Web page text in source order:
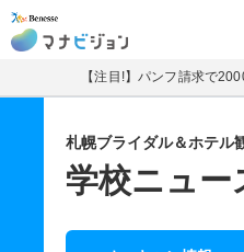
マナビジョン
【注目!】パンフ請求で
札幌ブライダル＆ホテル
学校ニュー